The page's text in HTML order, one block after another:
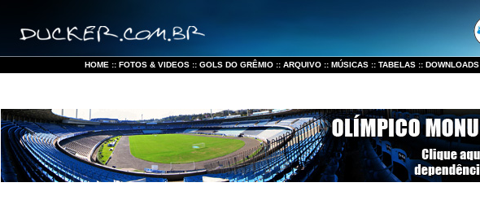
HOME :: FOTOS & VIDEOS :: GOLS DO GRÊMIO :: ARQUIVO :: MÚSICAS :: TABELAS :: DOWNLOADS